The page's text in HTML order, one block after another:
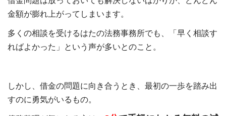
金額が膨れ上がってしまいます。
多くの相談を受けるはたの法務事務所でも、「早く相談す
ればよかった」という声が多いとのこと。
しかし、借金の問題に向き合うとき、最初の一歩を踏み出
すのに勇気がいるもの。